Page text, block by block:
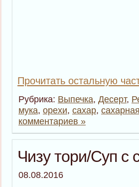
Прочитать остальную
Рубрика: Выпечка, Десерт,
мука, орехи, сахар,
комментариев »
Чизу тори/Суп с
08.08.2016